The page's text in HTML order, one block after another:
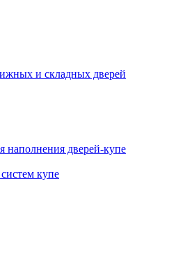
и складных дверей
наполнения дверей-купе
купе